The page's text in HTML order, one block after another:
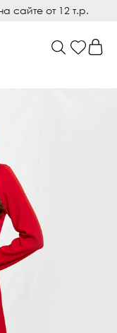
сайте от 12 т.р.